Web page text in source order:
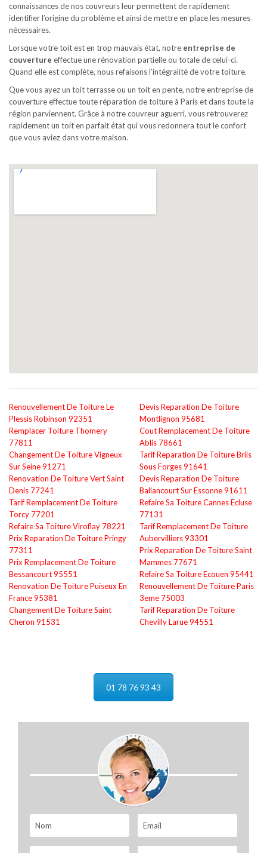
connaissances de nos couvreurs leur permettent de rapidement
identifier l’origine du problème et ainsi de mettre en place les mesures
nécessaires.
Lorsque votre toit est en trop mauvais état, notre entreprise de
couverture effectue une rénovation partielle ou totale de celui-ci.
Quand elle est complète, nous refaisons l’intégralité de votre toiture.
Que vous ayez un toit terrasse ou un toit en pente, notre entreprise de
couverture effectue toute réparation de toiture à Paris et dans toute la
région parviennent. Grâce à notre couvreur aguerri, vous retrouverez
rapidement un toit en parfait état qui vous redonnera tout le confort
que vous aviez dans votre maison.
Renouvellement De Toiture Le
Plessis Robinson 92351
Remplacer Toiture Thomery
77811
Changement De Toiture Vigneux
Sur Seine 91271
Renovation De Toiture Vert Saint
Denis 77241
Tarif Remplacement De Toiture
Torcy 77201
Refaire Sa Toiture Viroflay 78221
Prix Reparation De Toiture Pringy
77311
Prix Remplacement De Toiture
Bessancourt 95551
Renovation De Toiture Puiseux En
France 95381
Changement De Toiture Saint
Cheron 91531
Devis Reparation De Toiture
Montlignon 95681
Cout Remplacement De Toiture
Ablis 78661
Tarif Reparation De Toiture Briis
Sous Forges 91641
Devis Reparation De Toiture
Ballancourt Sur Essonne 91611
Refaire Sa Toiture Cannes Ecluse
77131
Tarif Remplacement De Toiture
Aubervilliers 93301
Prix Reparation De Toiture Saint
Mammes 77671
Refaire Sa Toiture Ecouen 95441
Renouvellement De Toiture Paris
3eme 75003
Tarif Reparation De Toiture
Chevilly Larue 94551
01 78 76 93 43